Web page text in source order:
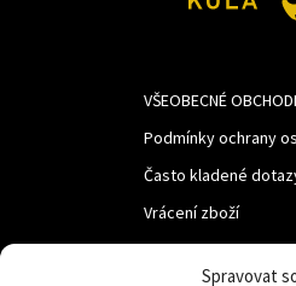
Spravovat
VŠEOBECNÉ
Podmínky ochrany
Často kladené
Vrácení zboží